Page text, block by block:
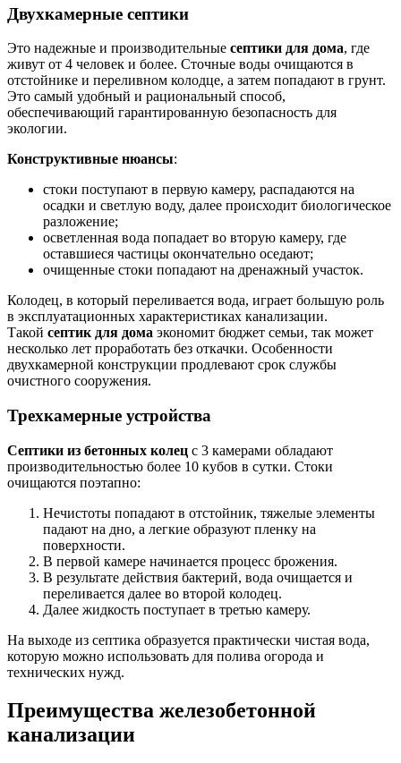
Двухкамерные септики
Это надежные и производительные септики для дома, где
живут от 4 человек и более. Сточные воды очищаются в
отстойнике и переливном колодце, а затем попадают в грунт.
Это самый удобный и рациональный способ,
обеспечивающий гарантированную безопасность для
экологии.
Конструктивные нюансы:
стоки поступают в первую камеру, распадаются на
осадки и светлую воду, далее происходит биологическое
разложение;
осветленная вода попадает во вторую камеру, где
оставшиеся частицы окончательно оседают;
очищенные стоки попадают на дренажный участок.
Колодец, в который переливается вода, играет большую роль
в эксплуатационных характеристиках канализации.
Такой септик для дома экономит бюджет семьи, так может
несколько лет проработать без откачки. Особенности
двухкамерной конструкции продлевают срок службы
очистного сооружения.
Трехкамерные устройства
Септики из бетонных колец с 3 камерами обладают
производительностью более 10 кубов в сутки. Стоки
очищаются поэтапно:
Нечистоты попадают в отстойник, тяжелые элементы
падают на дно, а легкие образуют пленку на
поверхности.
В первой камере начинается процесс брожения.
В результате действия бактерий, вода очищается и
переливается далее во второй колодец.
Далее жидкость поступает в третью камеру.
На выходе из септика образуется практически чистая вода,
которую можно использовать для полива огорода и
технических нужд.
Преимущества железобетонной
канализации